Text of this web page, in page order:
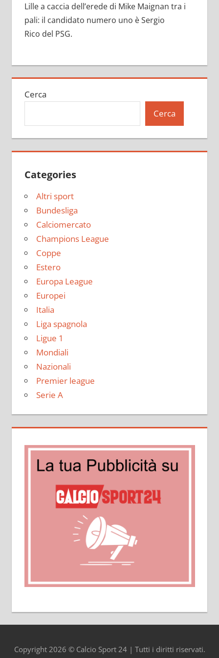
Lille a caccia dell’erede di Mike Maignan tra i
pali: il candidato numero uno è Sergio
Rico del PSG.
Cerca
Cerca
Categories
Altri sport
Bundesliga
Calciomercato
Champions League
Coppe
Estero
Europa League
Europei
Italia
Liga spagnola
Ligue 1
Mondiali
Nazionali
Premier league
Serie A
Copyright 2026 © Calcio Sport 24 | Tutti i diritti riservati.